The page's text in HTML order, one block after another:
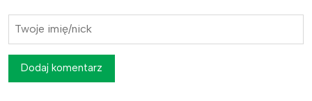
Dodaj komentarz